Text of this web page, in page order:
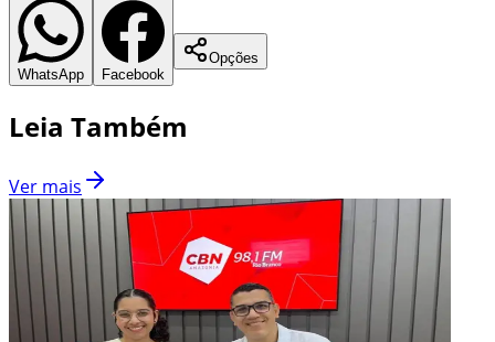
WhatsApp Facebook
Opções
Leia Também
Ver mais